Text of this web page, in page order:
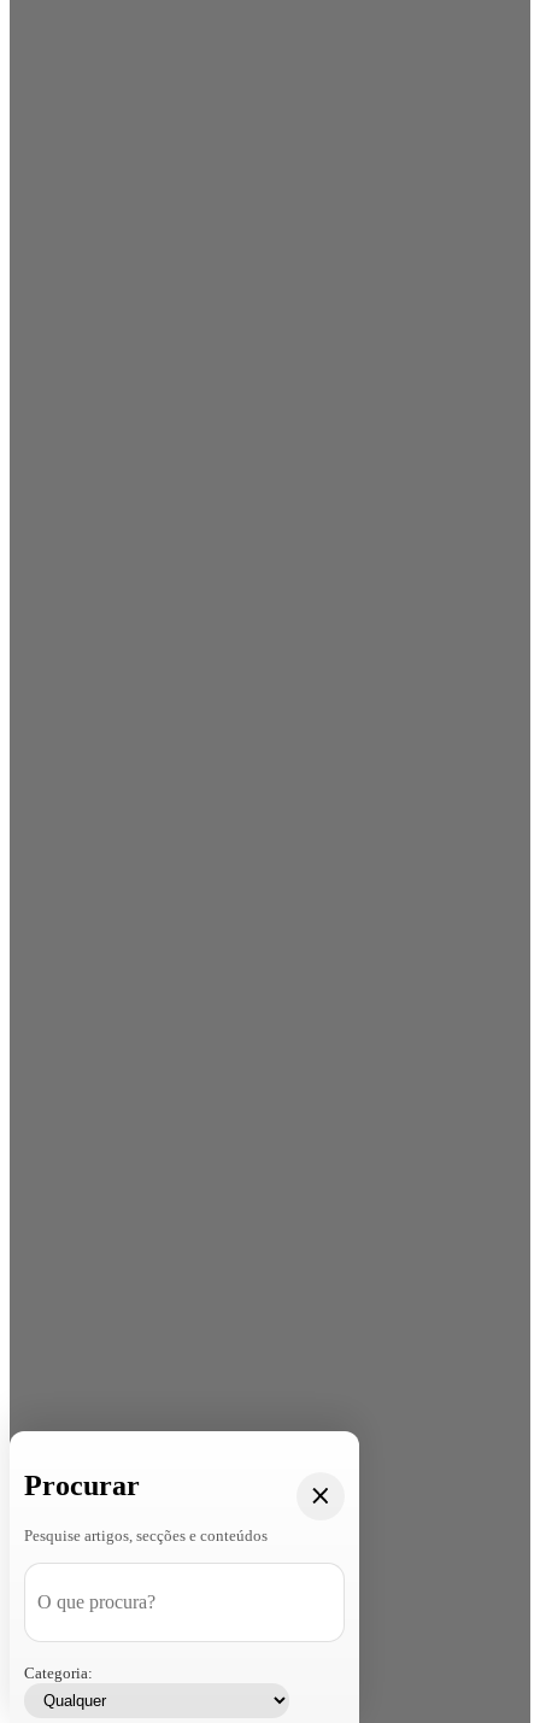
Procurar
Pesquise artigos, secções e conteúdos
Categoria: